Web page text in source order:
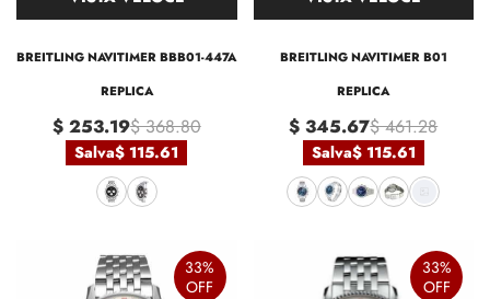
BREITLING NAVITIMER BBB01-447A
REPLICA
$ 253.19$ 368.80
Salva$ 115.61
BREITLING NAVITIMER B01
REPLICA
$ 345.67$ 461.28
Salva$ 115.61
33%
OFF
33%
OFF